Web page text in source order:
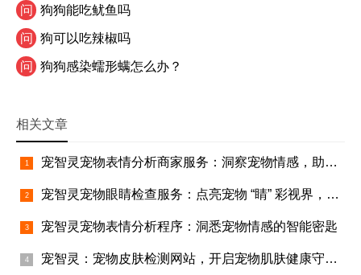
问 狗狗能吃鱿鱼吗
问 狗可以吃辣椒吗
问 狗狗感染蠕形螨怎么办？
相关文章
宠智灵宠物表情分析商家服务：洞察宠物情感，助力商家腾飞
宠智灵宠物眼睛检查服务：点亮宠物 “睛” 彩视界，助力宠物行业蓬勃发展
宠智灵宠物表情分析程序：洞悉宠物情感的智能密匙
宠智灵：宠物皮肤检测网站，开启宠物肌肤健康守护之旅